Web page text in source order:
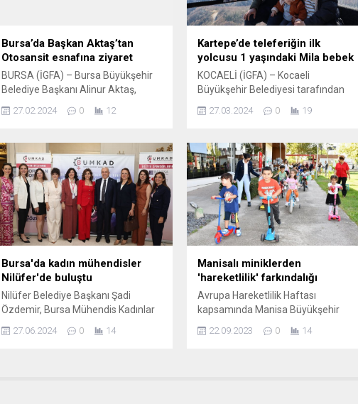
Bursa’da Başkan Aktaş’tan
Otosansit esnafına ziyaret
BURSA (İGFA) – Bursa Büyükşehir
Belediye Başkanı Alinur Aktaş,
Yıldırım Belediye Başkanı Oktay
Yılmaz, AK Parti Yıldırım İlçe
üyeleriyle birlikte sanayi sitesinde ilk
olarak dükkanları tek tek gezerek
esnafa ‘hayırlı işler’ diledi. Site
esnafının talep ve görüşlerini
dinleyen Başkan Alinur Aktaş, eksik
ve aksaklıkları...
27.02.2024 0 12
Kartepe’de teleferiğin ilk
yolcusu 1 yaşındaki Mila bebek
KOCAELİ (İGFA) – Kocaeli
Büyükşehir Belediyesi tarafından
kış turizm merkezi Kartepe’de inşa
edilen Teleferik Hattında seferler
Başkan Tahir Büyükakın tarafından
15 Nisan Pazartesi gününe kadar
ücretsiz şekilde hizmet vereceği
açıklanan teleferiğin ilk yolcuları
Kartepe Köseköylü Bektaş ailesi
oldu. Çiftin 1 yaşındaki kızları Mila
bebek, Derbent’ten Kuzuyayla’ya...
27.03.2024 0 19
Bursa'da kadın mühendisler
Nilüfer'de buluştu
Nilüfer Belediye Başkanı Şadi
Özdemir, Bursa Mühendis Kadınlar
Güçlenen Dünya” başlıklı
27.06.2024 0 14
Manisalı miniklerden
'hareketlilik' farkındalığı
Avrupa Hareketlilik Haftası
kapsamında Manisa Büyükşehir
Pedallar” etkinliği düzenlendi.
22.09.2023 0 14